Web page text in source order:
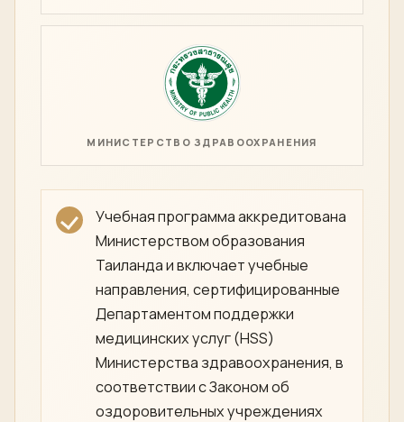
МИНИСТЕРСТВО ЗДРАВООХРАНЕНИЯ
Учебная программа аккредитована
Министерством образования
Таиланда и включает учебные
направления, сертифицированные
Департаментом поддержки
медицинских услуг (HSS)
Министерства здравоохранения, в
соответствии с Законом об
оздоровительных учреждениях